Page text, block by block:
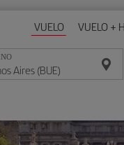
VUELO VUELO +